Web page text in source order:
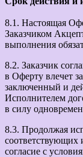
8.1. Настоящая
Заказчиком
выполнения
8.2. Заказчик
в Оферту влечет
заключенный и
Исполнителем
в силу
8.3. Продолжая
соответствующих
согласие с